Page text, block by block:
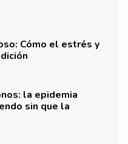
Cómo el estrés y
la epidemia
sin que la